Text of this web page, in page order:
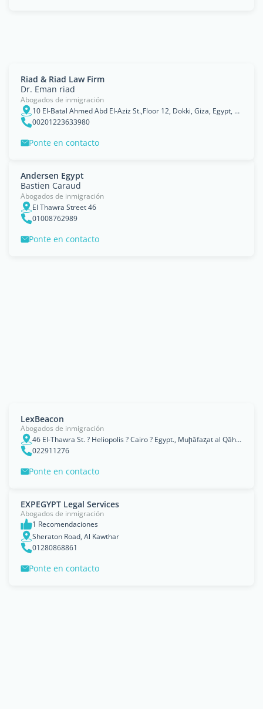
Riad & Riad Law Firm
Dr. Eman riad
Abogados de inmigración
10 El-Batal Ahmed Abd El-Aziz St.,Floor 12, Dokki, Giza, Egypt, Cairo, Muḩāfaz̧at al Qāhirah
00201223633980
Ponte en contacto
Andersen Egypt
Bastien Caraud
Abogados de inmigración
El Thawra Street 46
01008762989
Ponte en contacto
LexBeacon
Abogados de inmigración
46 El-Thawra St. ? Heliopolis ? Cairo ? Egypt., Muḩāfaz̧at al Qāhirah
022911276
Ponte en contacto
EXPEGYPT Legal Services
Abogados de inmigración
1 Recomendaciones
Sheraton Road, Al Kawthar
01280868861
Ponte en contacto